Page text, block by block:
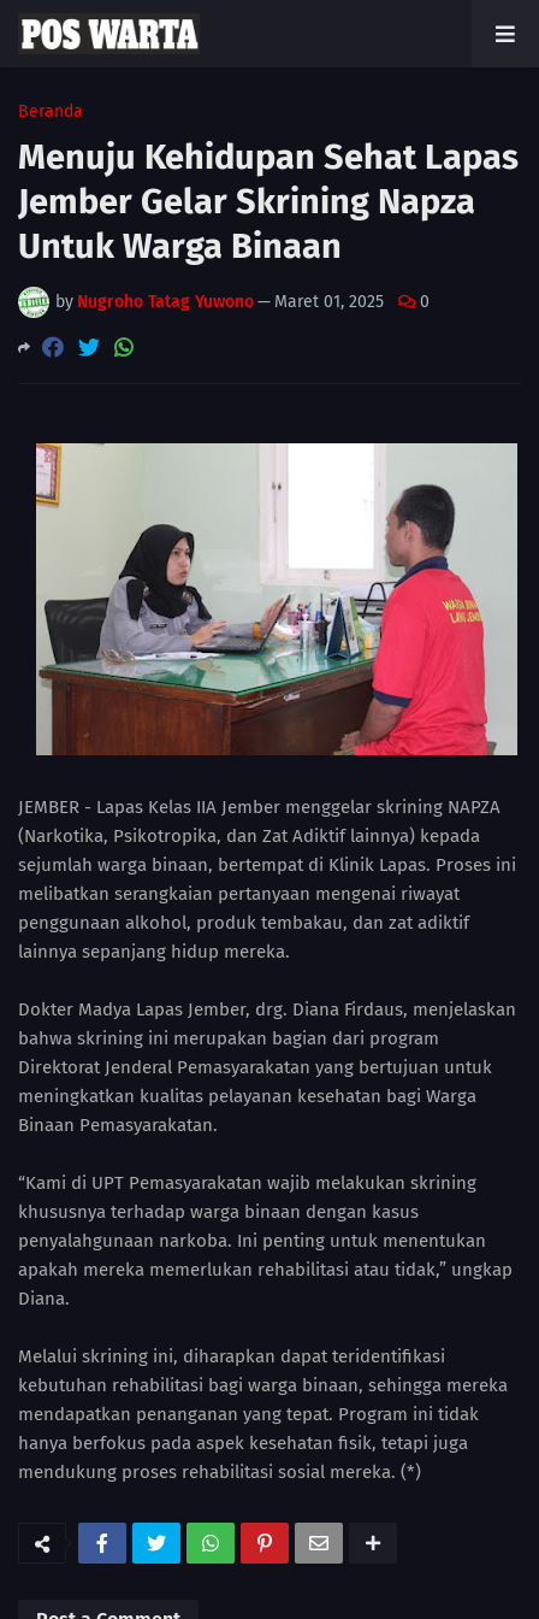
Beranda
Menuju Kehidupan Sehat Lapas
Jember Gelar Skrining Napza
Untuk Warga Binaan
by Nugroho Tatag Yuwono— Maret 01, 2025 0
JEMBER - Lapas Kelas IIA Jember menggelar skrining NAPZA
(Narkotika, Psikotropika, dan Zat Adiktif lainnya) kepada
sejumlah warga binaan, bertempat di Klinik Lapas. Proses ini
melibatkan serangkaian pertanyaan mengenai riwayat
penggunaan alkohol, produk tembakau, dan zat adiktif
lainnya sepanjang hidup mereka.
Dokter Madya Lapas Jember, drg. Diana Firdaus, menjelaskan
bahwa skrining ini merupakan bagian dari program
Direktorat Jenderal Pemasyarakatan yang bertujuan untuk
meningkatkan kualitas pelayanan kesehatan bagi Warga
Binaan Pemasyarakatan.
“Kami di UPT Pemasyarakatan wajib melakukan skrining
khususnya terhadap warga binaan dengan kasus
penyalahgunaan narkoba. Ini penting untuk menentukan
apakah mereka memerlukan rehabilitasi atau tidak,” ungkap
Diana.
Melalui skrining ini, diharapkan dapat teridentifikasi
kebutuhan rehabilitasi bagi warga binaan, sehingga mereka
mendapatkan penanganan yang tepat. Program ini tidak
hanya berfokus pada aspek kesehatan fisik, tetapi juga
mendukung proses rehabilitasi sosial mereka. (*)